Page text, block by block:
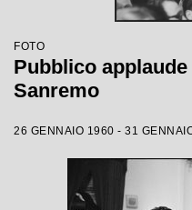
FOTO
Pubblico
Sanremo
26 GENNAIO 1960 - 31